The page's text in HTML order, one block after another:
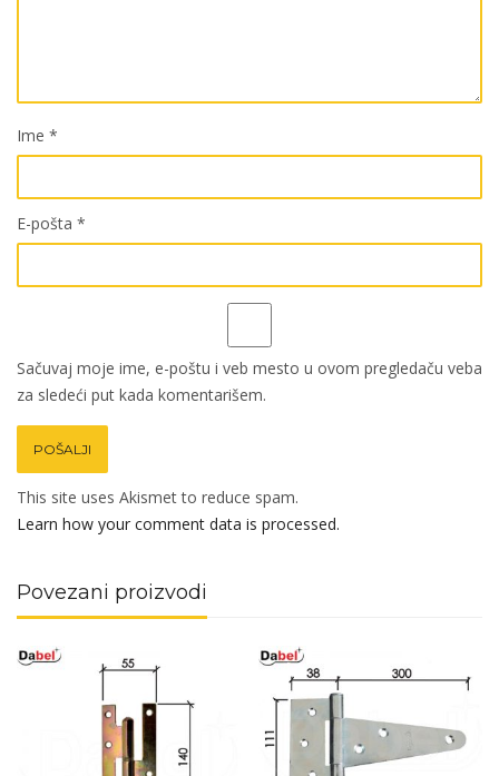
Ime *
E-pošta *
Sačuvaj moje ime, e-poštu i veb mesto u ovom pregledaču veba
za sledeći put kada komentarišem.
This site uses Akismet to reduce spam.
Learn how your comment data is processed.
Povezani proizvodi